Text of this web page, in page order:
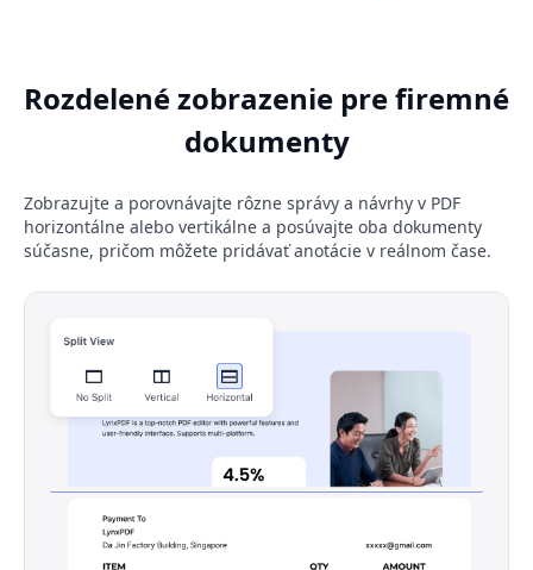
Rozdelené zobrazenie pre firemné
dokumenty
Zobrazujte a porovnávajte rôzne správy a návrhy v PDF
horizontálne alebo vertikálne a posúvajte oba dokumenty
súčasne, pričom môžete pridávať anotácie v reálnom čase.